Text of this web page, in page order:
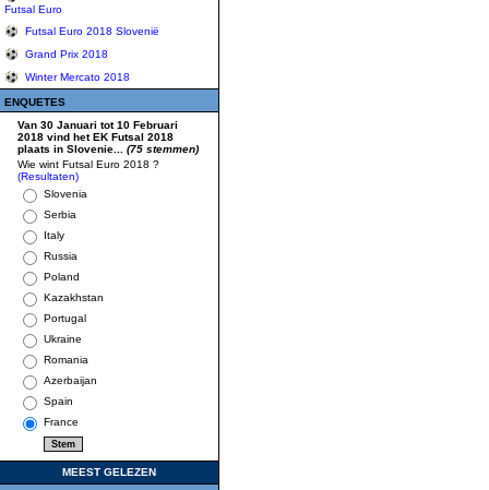
Futsal Euro
Futsal Euro 2018 Slovenië
Grand Prix 2018
Winter Mercato 2018
ENQUETES
Van 30 Januari tot 10 Februari
2018 vind het EK Futsal 2018
plaats in Slovenie... (75 stemmen)
Wie wint Futsal Euro 2018 ?
(Resultaten)
Slovenia
Serbia
Italy
Russia
Poland
Kazakhstan
Portugal
Ukraine
Romania
Azerbaijan
Spain
France
MEEST GELEZEN